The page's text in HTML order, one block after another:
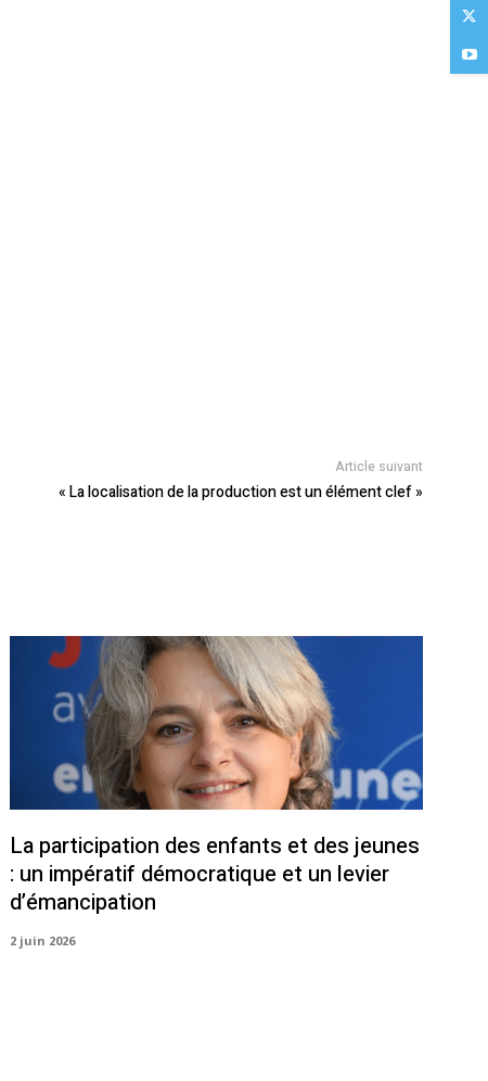
Article suivant
« La localisation de la production est un élément clef »
La participation des enfants et des jeunes
: un impératif démocratique et un levier
d’émancipation
2 juin 2026